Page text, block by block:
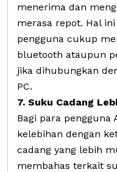
menerima dan
merasa repot. Hal
pengguna cukup
bluetooth ataupun
jika dihubungkan
PC.
7. Suku Cadang
Bagi para pengguna
kelebihan dengan
cadang yang lebih
membahas terkait